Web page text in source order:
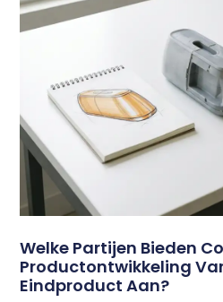
Welke Partijen Bieden
Productontwikkeling
Eindproduct Aan?